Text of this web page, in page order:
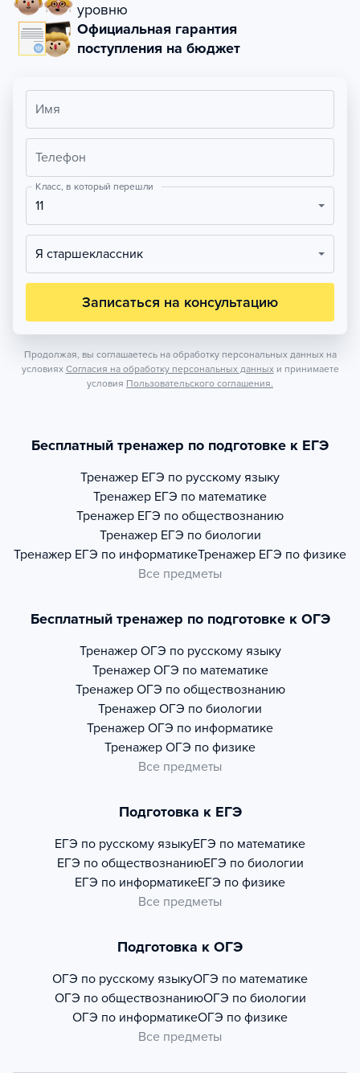
уровню
Официальная гарантия
поступления на бюджет
Имя
Телефон
Класс, в который перешли
11
Я старшеклассник
Записаться на консультацию
Продолжая, вы соглашаетесь на обработку персональных данных на
условиях Согласия на обработку персональных данных и принимаете
условия Пользовательского соглашения.
Бесплатный тренажер по подготовке к ЕГЭ
Тренажер ЕГЭ по русскому языку
Тренажер ЕГЭ по математике
Тренажер ЕГЭ по обществознанию
Тренажер ЕГЭ по биологии
Тренажер ЕГЭ по информатикеТренажер ЕГЭ по физике
Все предметы
Бесплатный тренажер по подготовке к ОГЭ
Тренажер ОГЭ по русскому языку
Тренажер ОГЭ по математике
Тренажер ОГЭ по обществознанию
Тренажер ОГЭ по биологии
Тренажер ОГЭ по информатике
Тренажер ОГЭ по физике
Все предметы
Подготовка к ЕГЭ
ЕГЭ по русскому языкуЕГЭ по математике
ЕГЭ по обществознаниюЕГЭ по биологии
ЕГЭ по информатикеЕГЭ по физике
Все предметы
Подготовка к ОГЭ
ОГЭ по русскому языкуОГЭ по математике
ОГЭ по обществознаниюОГЭ по биологии
ОГЭ по информатикеОГЭ по физике
Все предметы